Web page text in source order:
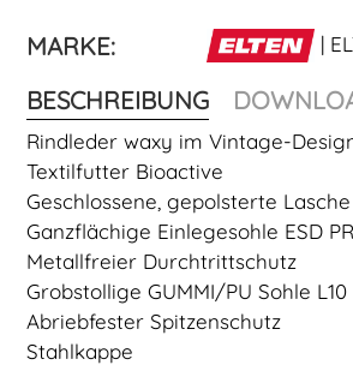
MARKE: |
BESCHREIBUNG
Rindleder waxy im Vintage-
Textilfutter Bioactive
Geschlossene, gepolsterte Lasche
Ganzflächige Einlegesohle ESD
Metallfreier Durchtrittschutz
Grobstollige GUMMI/PU Sohle L10
Abriebfester Spitzenschutz
Stahlkappe